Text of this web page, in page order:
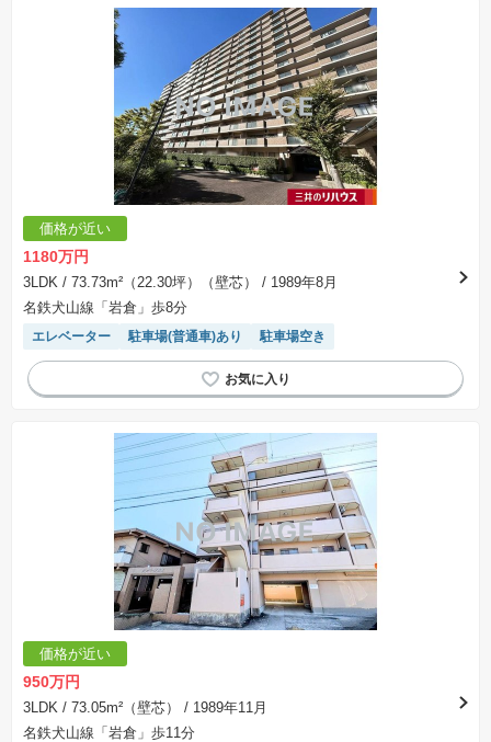
価格が近い
1180万円
3LDK / 73.73m²（22.30坪）（壁芯）
/ 1989年8月
名鉄犬山線「岩倉」歩8分
エレベーター 駐車場(普通車)あり 駐車場空き
価格が近い
950万円
3LDK / 73.05m²（壁芯）
/ 1989年11月
名鉄犬山線「岩倉」歩11分